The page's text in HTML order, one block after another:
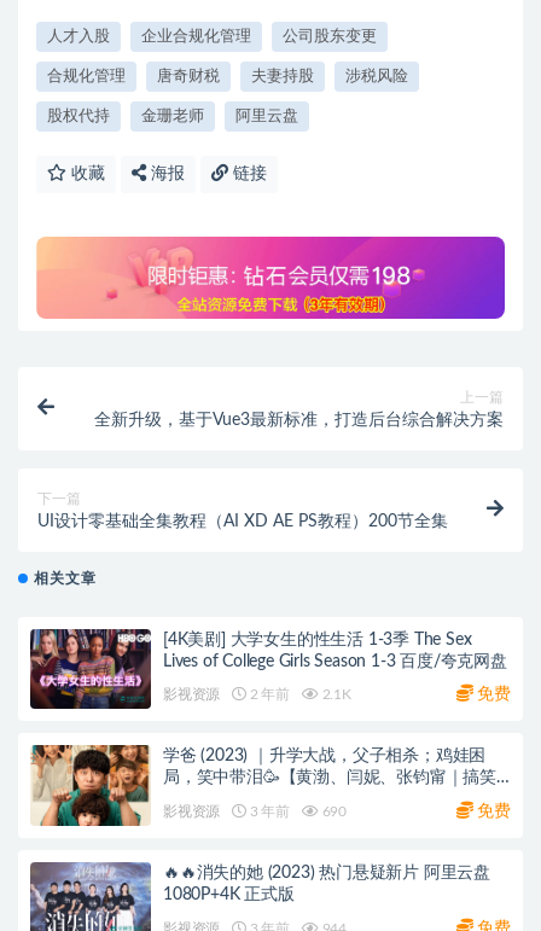
人才入股 企业合规化管理 公司股东变更
合规化管理 唐奇财税 夫妻持股 涉税风险
股权代持 金珊老师 阿里云盘
收藏 海报 链接
上一篇
全新升级，基于Vue3最新标准，打造后台综合解决方案
下一篇
UI设计零基础全集教程（AI XD AE PS教程）200节全集
相关文章
[4K美剧] 大学女生的性生活 1-3季 The Sex
Lives of College Girls Season 1-3 百度/夸克网盘
影视资源 2 年前 2.1K 免费
学爸 (2023) ｜升学大战，父子相杀；鸡娃困
局，笑中带泪🥳【黄渤、闫妮、张钧甯｜搞笑
影视资源 3 年前 690 免费
🔥🔥消失的她 (2023) 热门悬疑新片 阿里云盘
1080P+4K 正式版
影视资源 3 年前 944